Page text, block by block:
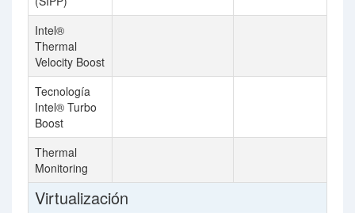
Intel®
Thermal
Velocity Boost
Tecnología
Intel® Turbo
Boost
Thermal
Monitoring
Virtualización